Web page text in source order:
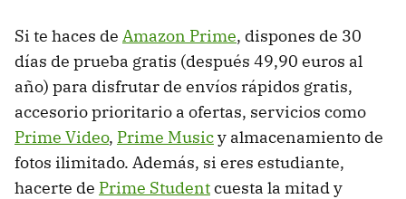
Si te haces de Amazon Prime, dispones de 30
días de prueba gratis (después 49,90 euros al
año) para disfrutar de envíos rápidos gratis,
accesorio prioritario a ofertas, servicios como
Prime Video, Prime Musicy almacenamiento de
fotos ilimitado. Además, si eres estudiante,
hacerte de Prime Studentcuesta la mitad y